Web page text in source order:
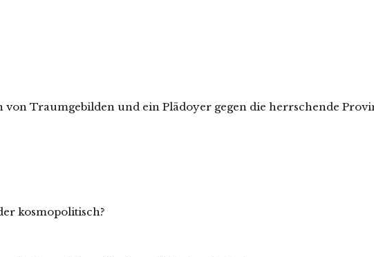
von Traumgebilden und ein Plädoyer gegen die herrschende
kosmopolitisch?